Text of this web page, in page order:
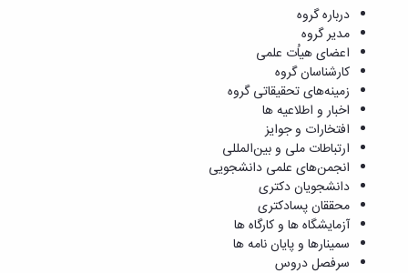
تاریخچه
ریاست
دانشکده
روسای
پیشین
افتخارات
آلبوم
عکس
اطلاعات
تماس
سازمان
دانشکده
معاونت
آموزشی
کارشناسی
فرم
ها
آئین
نامه
ها
آیین‌نامه‌های
معاونت
آموزشی
تحصیلات
تکمیلی
فرم
ها
پژوهش
هفته
پژوهش
کارگاه ها
آزمایشگاه
گروه
برق
گروه
عمران
گروه
مکانیک
گروه
اساتید
اساتید
دانشکده
اساتید
بازنشسته
کارکنان
دانشکده
مهندسی
آموزشی
مهندسی
برق
مهندسی
مواد
مهندسی
عمران
مهندسی
صنایع
درباره گروه
مدیر گروه
اعضای هیاُت علمی
کارشناسان گروه
زمینه‌های تحقیقاتی گروه
اخبار و اطلاعیه ها
افتخارات و جوایز
ارتباطات ملی و بین‌المللی
انجمن‌های علمی دانشجویی
دانشجویان دکتری
محققان پسادکتری
آزمایشگاه ها و کارگاه ها
سمینارها و پایان نامه ها
سرفصل دروس